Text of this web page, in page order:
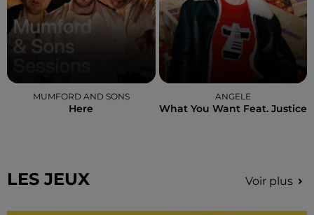
MUMFORD AND SONS
Here
ANGELE
What You Want Feat. Justice
LES JEUX Voir plus